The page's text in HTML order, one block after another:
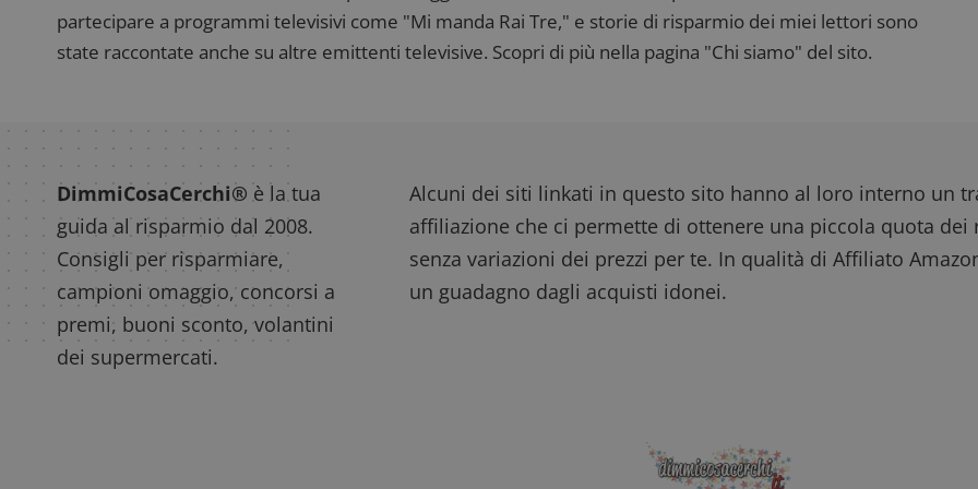
partecipare a programmi televisivi come "Mi manda Rai Tre," e storie di risparmio dei miei lettori sono
state raccontate anche su altre emittenti televisive. Scopri di più nella pagina "Chi siamo" del sito.
DimmiCosaCerchi® è la tua
guida al risparmio dal 2008.
Consigli per risparmiare,
campioni omaggio, concorsi a
premi, buoni sconto, volantini
dei supermercati.
Alcuni dei siti linkati in questo sito hanno al loro interno un
affiliazione che ci permette di ottenere una piccola quota dei
senza variazioni dei prezzi per te. In qualità di Affiliato
un guadagno dagli acquisti idonei.
_pk_ses.1.938b
29 minuti
58
Questo nome di cookie è associato alla
open source Piwik. Viene utilizzato per aiutare
prestazioni del sito. È un cookie di tipo pattern,
settimane
e l'interazione con il sito web, contribuendo a
l'esperienza dell'utente e analizzare le